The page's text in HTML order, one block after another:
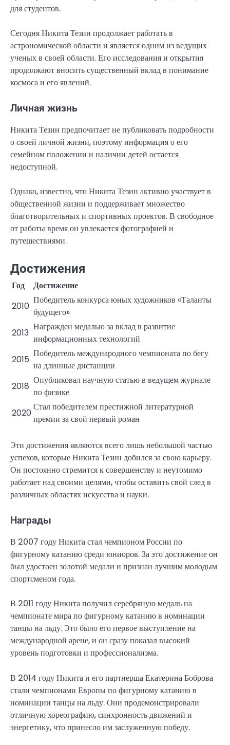
для студентов.
Сегодня Никита Тезин продолжает работать в
астрономической области и является одним из ведущих
ученых в своей области. Его исследования и открытия
продолжают вносить существенный вклад в понимание
космоса и его явлений.
Личная жизнь
Никита Тезин предпочитает не публиковать подробности
о своей личной жизни, поэтому информация о его
семейном положении и наличии детей остается
недоступной.
Однако, известно, что Никита Тезин активно участвует в
общественной жизни и поддерживает множество
благотворительных и спортивных проектов. В свободное
от работы время он увлекается фотографией и
путешествиями.
Достижения
Год
Достижение
2010
Победитель конкурса юных художников «Таланты
будущего»
2013
Награжден медалью за вклад в развитие
информационных технологий
2015
Победитель международного чемпионата по бегу
на длинные дистанции
2018
Опубликовал научную статью в ведущем журнале
по физике
2020
Стал победителем престижной литературной
премии за свой первый роман
Эти достижения являются всего лишь небольшой частью
успехов, которые Никита Тезин добился за свою карьеру.
Он постоянно стремится к совершенству и неутомимо
работает над своими целями, чтобы оставить свой след в
различных областях искусства и науки.
Награды
В 2007 году Никита стал чемпионом России по
фигурному катанию среди юниоров. За это достижение он
был удостоен золотой медали и признан лучшим молодым
спортсменом года.
В 2011 году Никита получил серебряную медаль на
чемпионате мира по фигурному катанию в номинации
танцы на льду. Это было его первое выступление на
международной арене, и он сразу показал высокий
уровень подготовки и профессионализма.
В 2014 году Никита и его партнерша Екатерина Боброва
стали чемпионами Европы по фигурному катанию в
номинации танцы на льду. Они продемонстрировали
отличную хореографию, синхронность движений и
энергетику, что принесло им заслуженную победу.